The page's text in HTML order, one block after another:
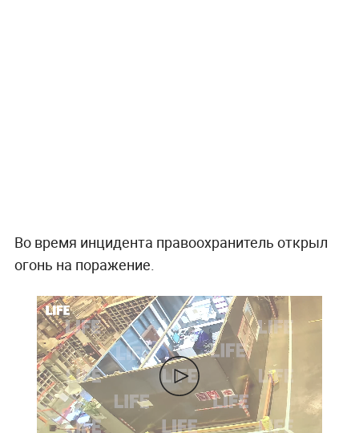
Во время инцидента правоохранитель открыл
огонь на поражение.